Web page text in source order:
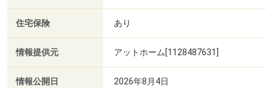
住宅保険 あり
情報提供元 アットホーム[1128487631]
情報公開日 2026年8月4日